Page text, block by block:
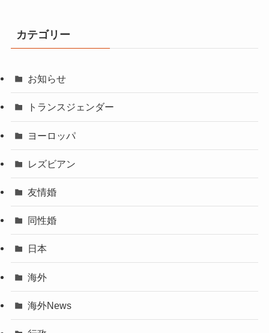
カテゴリー
お知らせ
トランスジェンダー
ヨーロッパ
レズビアン
友情婚
同性婚
日本
海外
海外News